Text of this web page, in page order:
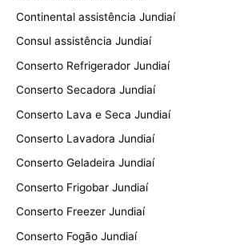
Continental assistência Jundiaí
Consul assistência Jundiaí
Conserto Refrigerador Jundiaí
Conserto Secadora Jundiaí
Conserto Lava e Seca Jundiaí
Conserto Lavadora Jundiaí
Conserto Geladeira Jundiaí
Conserto Frigobar Jundiaí
Conserto Freezer Jundiaí
Conserto Fogão Jundiaí